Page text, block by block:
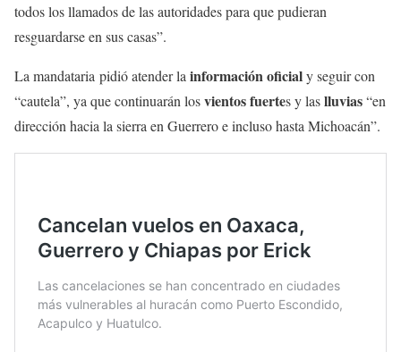
todos los llamados de las autoridades para que pudieran
resguardarse en sus casas”.
La mandataria pidió atender la información oficialy seguir con
“cautela”, ya que continuarán losvientos fuertes y laslluvias“en
dirección hacia la sierra en Guerrero e incluso hasta Michoacán”.